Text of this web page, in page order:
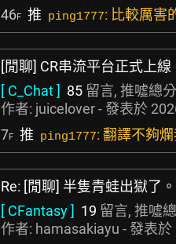
46F 推 ping1777: 比較厲害
[閒聊] CR串流平台正式上線
[ C_Chat ] 85 留言, 推噓總
作者: juicelover- 發表於
7F 推 ping1777: 翻譯不夠
Re: [閒聊] 半隻青蛙出獄了。
[ CFantasy ] 19 留言, 推噓
作者: hamasakiayu - 發表於